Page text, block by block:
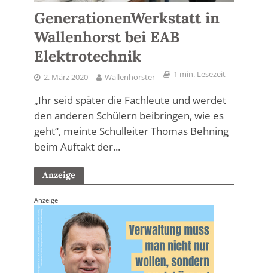
GenerationenWerkstatt in
Wallenhorst bei EAB
Elektrotechnik
2. März 2020 Wallenhorster 1 min. Lesezeit
„Ihr seid später die Fachleute und werdet
den anderen Schülern beibringen, wie es
geht“, meinte Schulleiter Thomas Behning
beim Auftakt der...
Anzeige
Anzeige